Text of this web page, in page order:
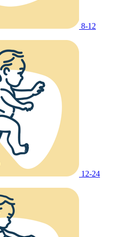
8-12
12-24